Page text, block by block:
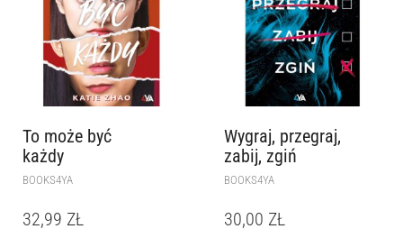
To może być
każdy
BOOKS4YA
32,99 ZŁ
Wygraj, przegraj,
zabij, zgiń
BOOKS4YA
30,00 ZŁ